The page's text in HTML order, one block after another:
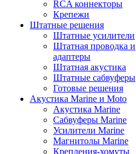
RCA коннекторы
Крепежи
Штатные решения
Штатные усилители
Штатная проводка и
адаптеры
Штатная акустика
Штатные сабвуферы
Готовые решения
Акустика Marine и Moto
Акустика Marine
Сабвуферы Marine
Усилители Marine
Магнитолы Marine
Крепления-хомуты